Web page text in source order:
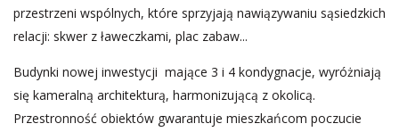
przestrzeni wspólnych, które sprzyjają nawiązywaniu sąsiedzkich
relacji: skwer z ławeczkami, plac zabaw...
Budynki nowej inwestycji mające 3 i 4 kondygnacje, wyróżniają
się kameralną architekturą, harmonizującą z okolicą.
Przestronność obiektów gwarantuje mieszkańcom poczucie